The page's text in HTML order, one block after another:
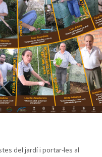
del jardí i portar-les al